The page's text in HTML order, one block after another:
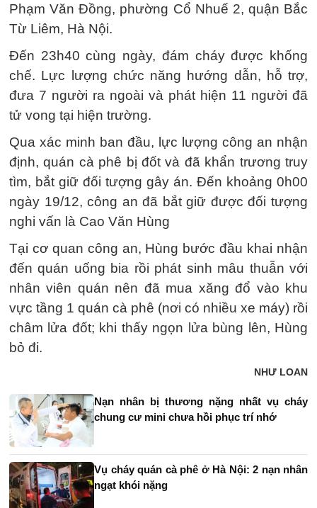
Phạm Văn Đồng, phường Cổ Nhuế 2, quận Bắc
Từ Liêm, Hà Nội.
Đến 23h40 cùng ngày, đám cháy được khống
chế. Lực lượng chức năng hướng dẫn, hỗ trợ,
đưa 7 người ra ngoài và phát hiện 11 người đã
tử vong tại hiện trường.
Qua xác minh ban đầu, lực lượng công an nhận
định, quán cà phê bị đốt và đã khẩn trương truy
tìm, bắt giữ đối tượng gây án. Đến khoảng 0h00
ngày 19/12, công an đã bắt giữ được đối tượng
nghi vấn là Cao Văn Hùng
Tại cơ quan công an, Hùng bước đầu khai nhận
đến quán uống bia rồi phát sinh mâu thuẫn với
nhân viên quán nên đã mua xăng đổ vào khu
vực tầng 1 quán cà phê (nơi có nhiều xe máy) rồi
châm lửa đốt; khi thấy ngọn lửa bùng lên, Hùng
bỏ đi.
NHƯ LOAN
Nạn nhân bị thương nặng nhất vụ cháy
chung cư mini chưa hồi phục trí nhớ
Vụ cháy quán cà phê ở Hà Nội: 2 nạn nhân
ngạt khói nặng